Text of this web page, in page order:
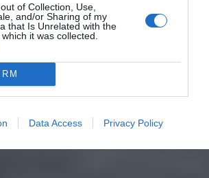
of Collection, Use,
and/or Sharing of my
that Is Unrelated with the
it was collected.
Data Access Privacy Policy